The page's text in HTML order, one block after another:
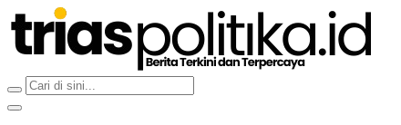
Berita Terkini & Terpercaya